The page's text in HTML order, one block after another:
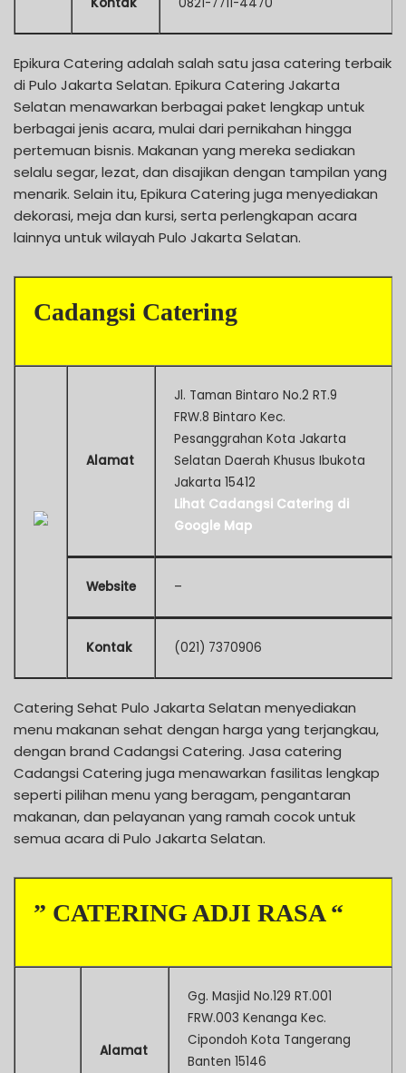
Epikura Catering adalah salah satu jasa catering terbaik
di Pulo Jakarta Selatan. Epikura Catering Jakarta
Selatan menawarkan berbagai paket lengkap untuk
berbagai jenis acara, mulai dari pernikahan hingga
pertemuan bisnis. Makanan yang mereka sediakan
selalu segar, lezat, dan disajikan dengan tampilan yang
menarik. Selain itu, Epikura Catering juga menyediakan
dekorasi, meja dan kursi, serta perlengkapan acara
lainnya untuk wilayah Pulo Jakarta Selatan.
Cadangsi Catering
Alamat
Jl. Taman Bintaro No.2 RT.9
FRW.8 Bintaro Kec.
Pesanggrahan Kota Jakarta
Selatan Daerah Khusus Ibukota
Jakarta 15412
Lihat Cadangsi Catering di
Google Map
Website –
Kontak (021) 7370906
Catering Sehat Pulo Jakarta Selatan menyediakan
menu makanan sehat dengan harga yang terjangkau,
dengan brand Cadangsi Catering. Jasa catering
Cadangsi Catering juga menawarkan fasilitas lengkap
seperti pilihan menu yang beragam, pengantaran
makanan, dan pelayanan yang ramah cocok untuk
semua acara di Pulo Jakarta Selatan.
” CATERING ADJI RASA “
Alamat
Gg. Masjid No.129 RT.001
FRW.003 Kenanga Kec.
Cipondoh Kota Tangerang
Banten 15146